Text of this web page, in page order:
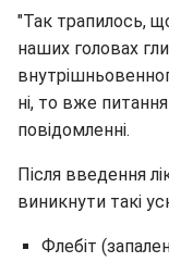
"Так трапилось,
наших головах
ні, то вже
повідомленні.
Після введення
виникнути такі
Флебіт